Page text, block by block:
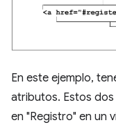
En este ejemplo,
atributos. Estos
en "Registro" en un